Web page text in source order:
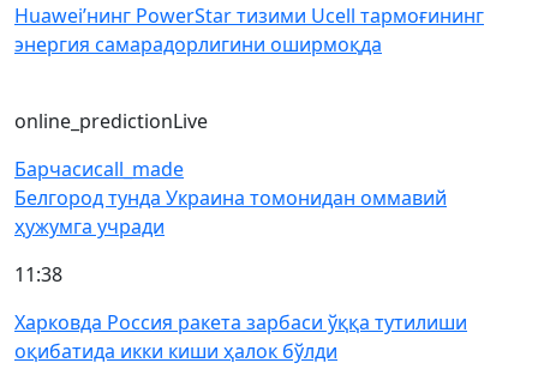
Huawei’нинг PowerStar тизими Ucell тармоғининг
энергия самарадорлигини оширмоқда
online_predictionLive
Барчасиcall_made
Белгород тунда Украина томонидан оммавий
ҳужумга учради
11:38
Харковда Россия ракета зарбаси ўққа тутилиши
оқибатида икки киши ҳалок бўлди